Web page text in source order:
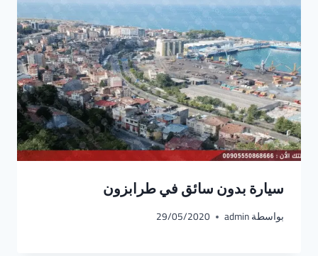
سيارة بدون سائق في طرابزون
بواسطةadmin
29/05/2020